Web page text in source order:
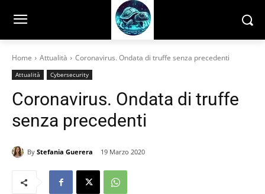
Home Attualità Coronavirus. Ondata di truffe senza precedenti
Attualità Cybersecurity
Coronavirus. Ondata di truffe
senza precedenti
By Stefania Guerera 19 Marzo 2020